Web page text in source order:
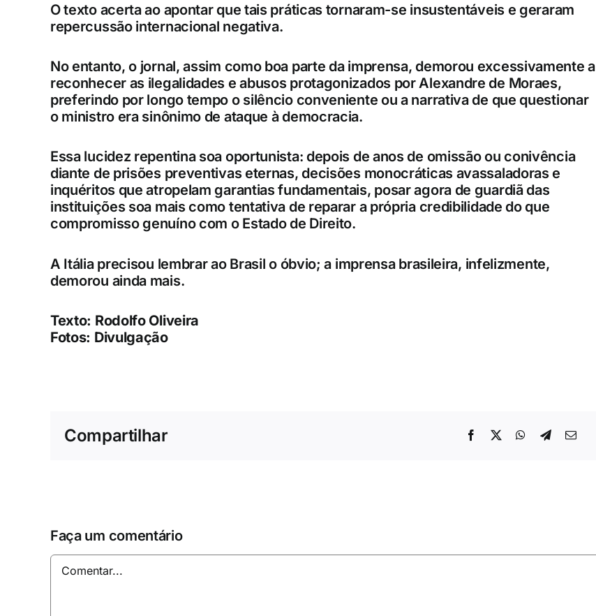
O texto acerta ao apontar que tais práticas tornaram-se insustentáveis e geraram
repercussão internacional negativa.
No entanto, o jornal, assim como boa parte da imprensa, demorou excessivamente a
reconhecer as ilegalidades e abusos protagonizados por Alexandre de Moraes,
preferindo por longo tempo o silêncio conveniente ou a narrativa de que questionar
o ministro era sinônimo de ataque à democracia.
Essa lucidez repentina soa oportunista: depois de anos de omissão ou conivência
diante de prisões preventivas eternas, decisões monocráticas avassaladoras e
inquéritos que atropelam garantias fundamentais, posar agora de guardiã das
instituições soa mais como tentativa de reparar a própria credibilidade do que
compromisso genuíno com o Estado de Direito.
A Itália precisou lembrar ao Brasil o óbvio; a imprensa brasileira, infelizmente,
demorou ainda mais.
Texto: Rodolfo Oliveira
Fotos: Divulgação
Compartilhar
Faça um comentário
Comentar